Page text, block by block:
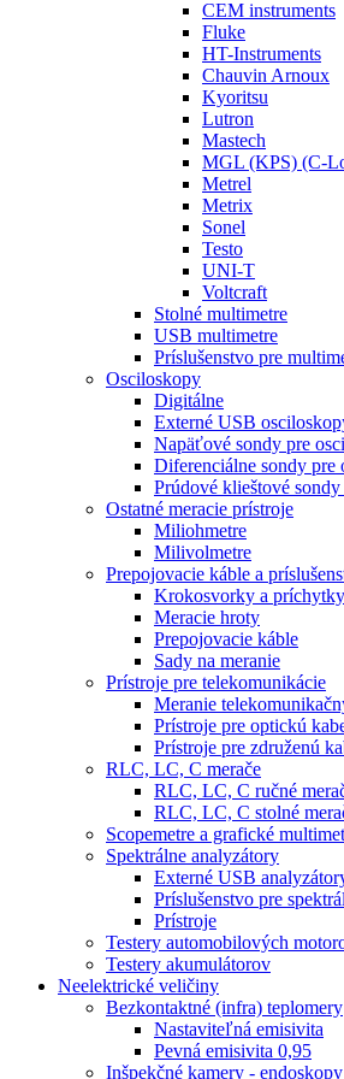
CEM instruments
Fluke
HT-Instruments
Chauvin Arnoux
Kyoritsu
Lutron
Mastech
MGL (KPS) (C-
Metrel
Metrix
Sonel
Testo
UNI-T
Voltcraft
Stolné multimetre
USB multimetre
Príslušenstvo pre
Osciloskopy
Digitálne
Externé USB
Napäťové sondy pre
Diferenciálne sondy pre
Prúdové klieštové
Ostatné meracie prístroje
Miliohmetre
Milivolmetre
Prepojovacie káble a
Krokosvorky a príchytky
Meracie hroty
Prepojovacie káble
Sady na meranie
Prístroje pre telekomunikácie
Meranie
Prístroje pre optickú
Prístroje pre združenú
RLC, LC, C merače
RLC, LC, C ručné
RLC, LC, C stolné
Scopemetre a grafické
Spektrálne analyzátory
Externé USB
Príslušenstvo pre
Prístroje
Testery automobilových
Testery akumulátorov
Neelektrické veličiny
Bezkontaktné (infra) teplomery
Nastaviteľná emisivita
Pevná emisivita 0,95
Inšpekčné kamery - endoskopy